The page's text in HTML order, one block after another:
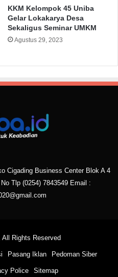
KKM Kelompok 45 Uniba
Gelar Lokakarya Desa
Sekaligus Seminar UMKM
Agustus 29, 2023
Cigading Business Center Blok A 4
Tlp (0254) 7843549 Email :
Rights Reserved
Pasang Iklan Pedoman Siber
Police Sitemap